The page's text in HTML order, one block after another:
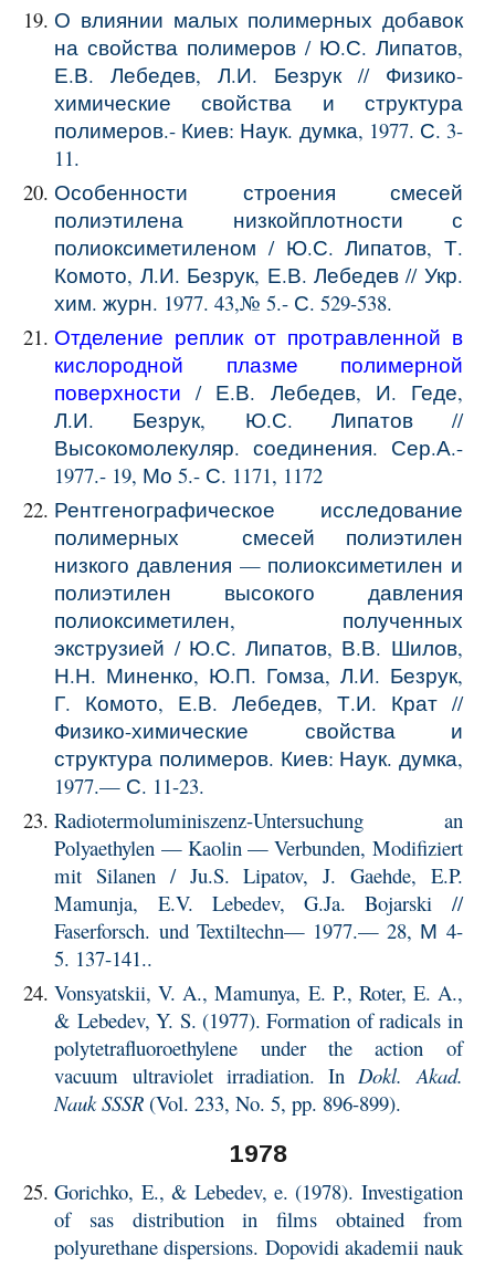
О влиянии малых полимерных добавок
на свойства полимеров / Ю.С. Липатов,
Е.В. Лебедев, Л.И. Безрук // Физико-
химические свойства и структура
полимеров.- Киев: Наук. думка, 1977. С. 3-
11.
Особенности строения смесей
полиэтилена низкойплотности с
полиоксиметиленом / Ю.С. Липатов, Т.
Комото, Л.И. Безрук, Е.В. Лебедев // Укр.
хим. журн. 1977. 43,№ 5.- С. 529-538.
Отделение реплик от протравленной в
кислородной плазме полимерной
поверхности / Е.В. Лебедев, И. Геде,
Л.И. Безрук, Ю.С. Липатов //
Высокомолекуляр. соединения. Сер.А.-
1977.- 19, Мо 5.- С. 1171, 1172
Рентгенографическое исследование
полимерных смесей полиэтилен
низкого давления — полиоксиметилен и
полиэтилен высокого давления
полиоксиметилен, полученных
экструзией / Ю.С. Липатов, В.В. Шилов,
Н.Н. Миненко, Ю.П. Гомза, Л.И. Безрук,
Г. Комото, Е.В. Лебедев, Т.И. Крат //
Физико-химические свойства и
структура полимеров. Киев: Наук. думка,
1977.— С. 11-23.
Radiotermoluminiszenz-Untersuchung an
Polyaethylen — Kaolin — Verbunden, Modifiziert
mit Silanen / Ju.S. Lipatov, J. Gaehde, E.P.
Mamunja, E.V. Lebedev, G.Ja. Bojarski //
Faserforsch. und Textiltechn— 1977.— 28, М 4-
5. 137-141..
Vonsyatskii, V. A., Mamunya, E. P., Roter, E. A.,
& Lebedev, Y. S. (1977). Formation of radicals in
polytetrafluoroethylene under the action of
vacuum ultraviolet irradiation. InDokl. Akad.
Nauk SSSR (Vol. 233, No. 5, pp. 896-899).
1978
Gorichko, E., & Lebedev, e. (1978). Investigation
of sas distribution in films obtained from
polyurethane dispersions. Dopovidi akademii nauk